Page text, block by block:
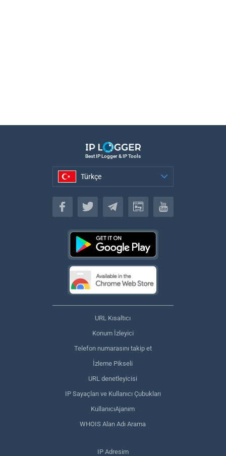
Best IP Logger & IP Tools
Türkçe
Türkçe
URL Kısaltıcı
Konum İzleyici
Telefon numarasını takip et
İzleme Pikseli
URL denetleyicisi
IP Sayaçları ve Kullanıcı Çubukları
KullanıcıAjanım
WHOIS Alan Adı Arama
IP Adresim